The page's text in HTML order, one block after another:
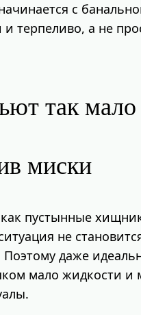
с
и терпеливо, а не
так мало
миски
пустынные
не
Поэтому даже
мало жидкости